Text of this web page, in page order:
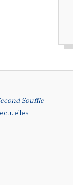
Souffle